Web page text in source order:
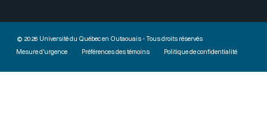
© 2026 Université du Québec en Outaouais - Tous droits réservés
Mesure d'urgence
Préférences des témoins Politique de confidentialité